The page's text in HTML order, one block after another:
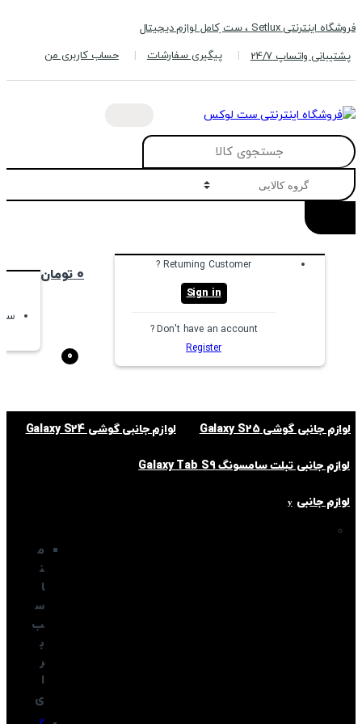
to
navigation
to
content
فروشگاه اینترنتی Setlux ، ست ِکامل لوازم دیجیتال
پشتیبانی واتساپ 24/7
پیگیری سفارشات حساب کاربری من
Search
for:
Returning Customer ?
Sign in
Don't have an account ?
Register
0
۰ تومان
لوازم جانبی گوشی Galaxy S25 لوازم جانبی گوشی Galaxy S24
لوازم جانبی تبلت سامسونگ Galaxy Tab S9
لوازم جانبی
م
ن
ا
س
ب
ب
ر
ا
ی